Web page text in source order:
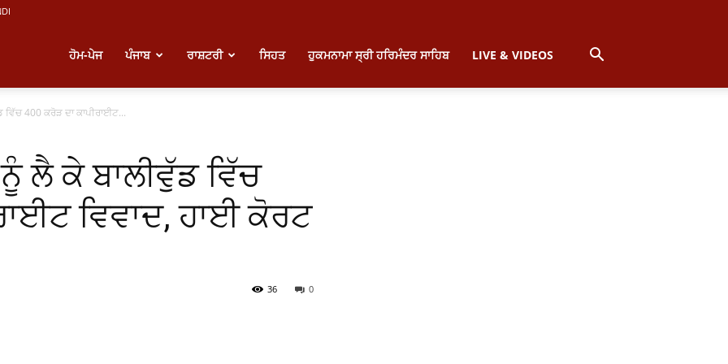
ਹੋਮ-ਪੇਜ ਪੰਜਾਬ ਰਾਸ਼ਟਰੀ ਸਿਹਤ ਹੁਕਮਨਾਮਾ ਸ੍ਰੀ ਹਰਿਮੰਦਰ ਸਾਹਿਬ LIVE & VIDEOS
ਵਿੱਚ 400 ਕਰੋੜ ਦਾ ਕਾਪੀਰਾਈਟ...
ਨੂੰ ਲੈ ਕੇ ਬਾਲੀਵੁੱਡ ਵਿੱਚ
ਵਿਵਾਦ, ਹਾਈ ਕੋਰਟ
0
36